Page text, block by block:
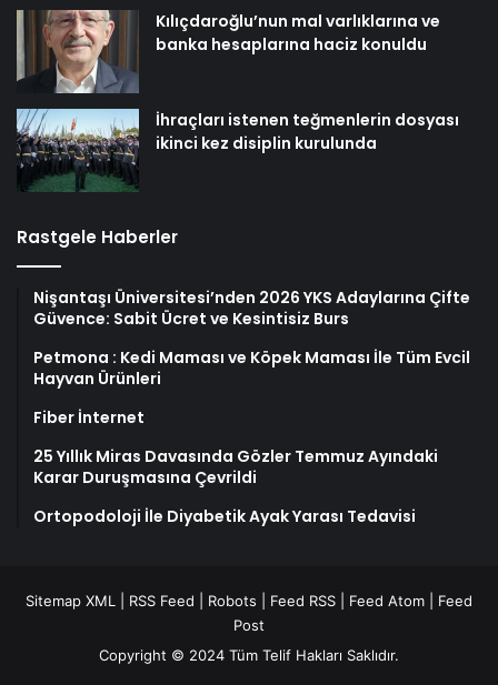
Kılıçdaroğlu’nun mal varlıklarına ve
banka hesaplarına haciz konuldu
İhraçları istenen teğmenlerin dosyası
ikinci kez disiplin kurulunda
Rastgele Haberler
Nişantaşı Üniversitesi’nden 2026 YKS Adaylarına Çifte
Güvence: Sabit Ücret ve Kesintisiz Burs
Petmona : Kedi Maması ve Köpek Maması İle Tüm Evcil
Hayvan Ürünleri
Fiber İnternet
25 Yıllık Miras Davasında Gözler Temmuz Ayındaki
Karar Duruşmasına Çevrildi
Ortopodoloji İle Diyabetik Ayak Yarası Tedavisi
Sitemap XML RSS Feed Robots Feed RSS Feed Atom
Feed
Post
Copyright © 2024 Tüm Telif Hakları Saklıdır.